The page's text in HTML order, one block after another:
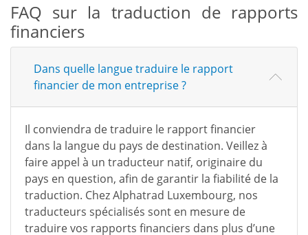
FAQ sur la traduction de rapports
financiers
Dans quelle langue traduire le rapport
financier de mon entreprise ?
Il conviendra de traduire le rapport financier
dans la langue du pays de destination. Veillez à
faire appel à un traducteur natif, originaire du
pays en question, afin de garantir la fiabilité de la
traduction. Chez Alphatrad Luxembourg, nos
traducteurs spécialisés sont en mesure de
traduire vos rapports financiers dans plus d’une